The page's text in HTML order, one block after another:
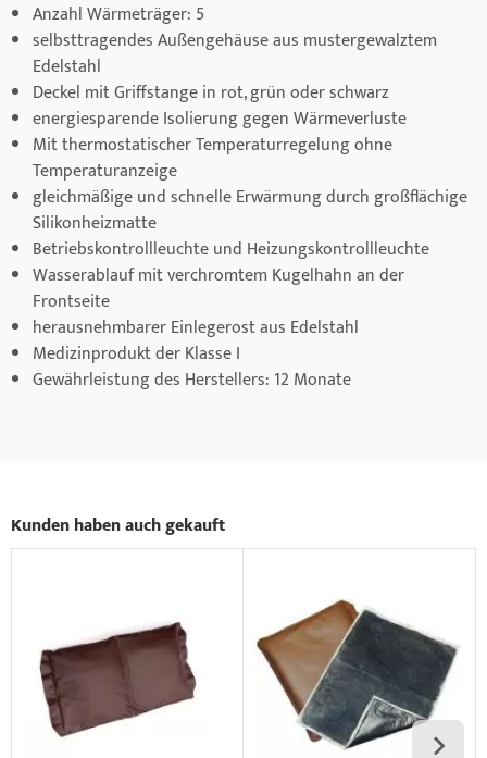
Anzahl Wärmeträger: 5
selbsttragendes Außengehäuse aus mustergewalztem
Edelstahl
Deckel mit Griffstange in rot, grün oder schwarz
energiesparende Isolierung gegen Wärmeverluste
Mit thermostatischer Temperaturregelung ohne
Temperaturanzeige
gleichmäßige und schnelle Erwärmung durch großflächige
Silikonheizmatte
Betriebskontrollleuchte und Heizungskontrollleuchte
Wasserablauf mit verchromtem Kugelhahn an der
Frontseite
herausnehmbarer Einlegerost aus Edelstahl
Medizinprodukt der Klasse I
Gewährleistung des Herstellers: 12 Monate
Kunden haben auch gekauft